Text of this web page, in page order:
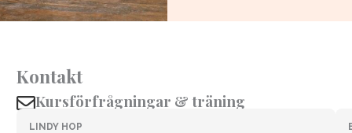
Kontakt
Kursförfrågningar & träning
LINDY HOP